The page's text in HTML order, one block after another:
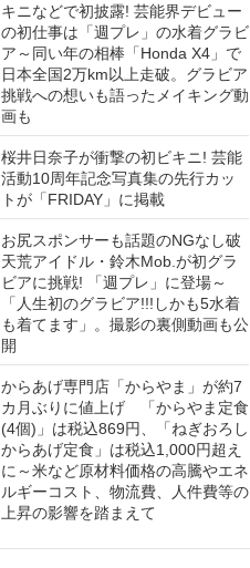
キニなどで初披露! 芸能界デビュー
の初仕事は「週プレ」の水着グラビ
ア～同い年の相棒「Honda X4」で
日本全国2万km以上走破。グラビア
挑戦への想いも語ったメイキング動
画も
桜井日奈子が衝撃の初ビキニ! 芸能
活動10周年記念写真集の先行カッ
トが「FRIDAY」に掲載
お尻スポンサーも話題のNGなし破
天荒アイドル・鈴木Mob.が初グラ
ビアに挑戦! 「週プレ」に登場～
「人生初のグラビア!!!しかも5水着
も着てます」。撮影の裏側動画も公
開
からあげ専門店「からやま」が約7
カ月ぶりに値上げ 「からやま定食
(4個)」は税込869円、「ねぎおろし
からあげ定食」は税込1,000円超え
に～米など原材料価格の高騰やエネ
ルギーコスト、物流費、人件費等の
上昇の影響を踏まえて